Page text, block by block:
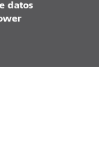
datos